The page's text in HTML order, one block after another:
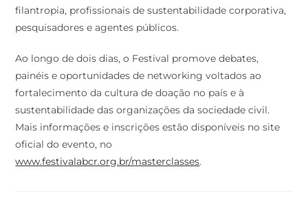
filantropia, profissionais de sustentabilidade corporativa,
pesquisadores e agentes públicos.
Ao longo de dois dias, o Festival promove debates,
painéis e oportunidades de networking voltados ao
fortalecimento da cultura de doação no país e à
sustentabilidade das organizações da sociedade civil.
Mais informações e inscrições estão disponíveis no site
oficial do evento, no
www.festivalabcr.org.br/masterclasses.